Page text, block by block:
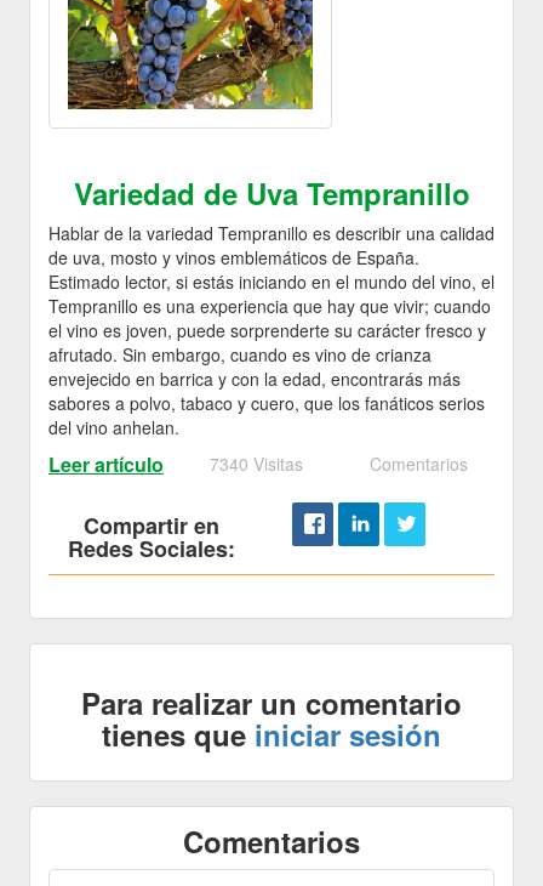
Variedad de Uva Tempranillo
Hablar de la variedad Tempranillo es describir una calidad
de uva, mosto y vinos emblemáticos de España.
Estimado lector, si estás iniciando en el mundo del vino, el
Tempranillo es una experiencia que hay que vivir; cuando
el vino es joven, puede sorprenderte su carácter fresco y
afrutado. Sin embargo, cuando es vino de crianza
envejecido en barrica y con la edad, encontrarás más
sabores a polvo, tabaco y cuero, que los fanáticos serios
del vino anhelan.
Leer artículo 7340 Visitas Comentarios
Compartir en
Redes Sociales:
Para realizar un comentario
tienes que iniciar sesión
Comentarios